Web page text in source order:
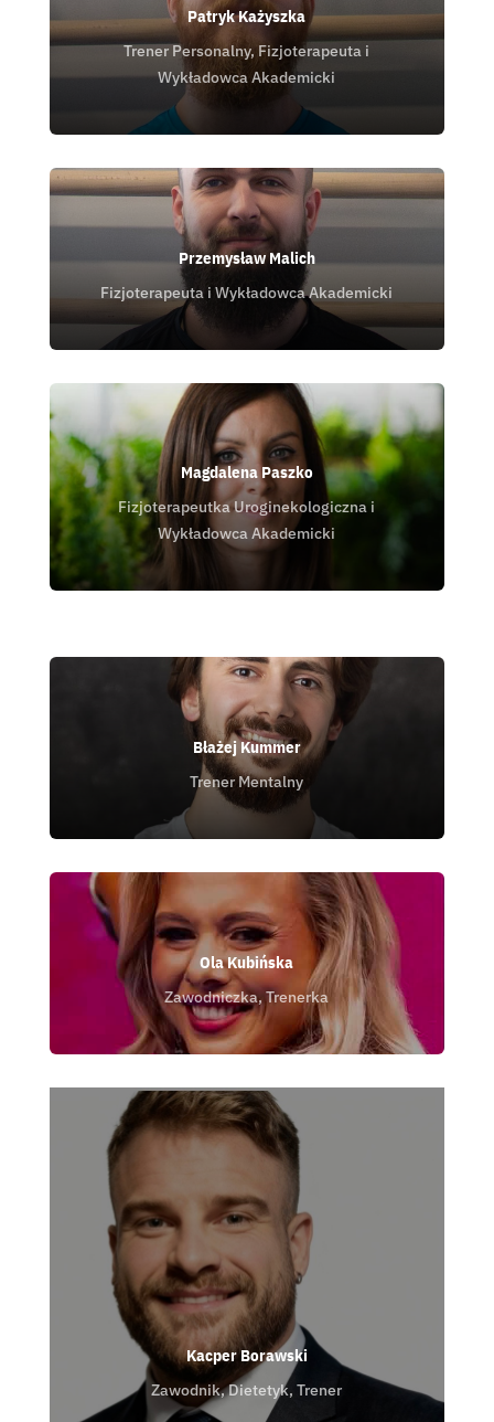
Patryk Każyszka
Trener Personalny, Fizjoterapeuta i
Wykładowca Akademicki
Przemysław Malich
Fizjoterapeuta i Wykładowca Akademicki
Magdalena Paszko
Fizjoterapeutka Uroginekologiczna i
Wykładowca Akademicki
Błażej Kummer
Trener Mentalny
Ola Kubińska
Zawodniczka, Trenerka
Kacper Borawski
Zawodnik, Dietetyk, Trener